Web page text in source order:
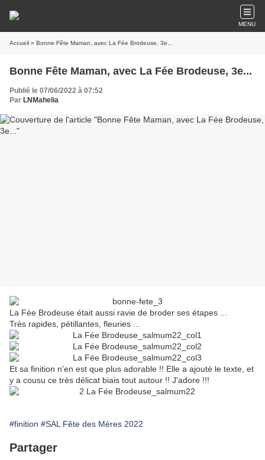
MENU
Accueil » Bonne Fête Maman, avec La Fée Brodeuse, 3e...
Bonne Fête Maman, avec La Fée Brodeuse, 3e...
Publié le 07/06/2022 à 07:52
Par LNMahelia
La Fée Brodeuse était aussi ravie de broder ses étapes ...
Très rapides, pétillantes, fleuries ...
Et sa finition n'en est que plus adorable !! Elle a ajouté le texte, et
y a cousu ce très délicat biais tout autour !! J'adore !!!
#finition #SAL Fête des Mères 2022
Partager